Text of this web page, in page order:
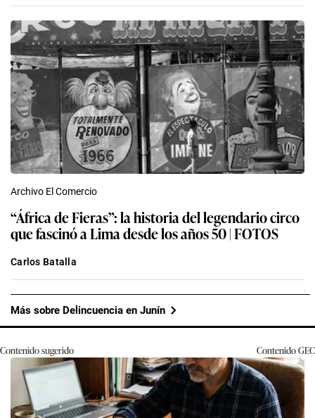
Archivo El Comercio
“África de Fieras”: la historia del legendario circo
que fascinó a Lima desde los años 50 | FOTOS
Carlos Batalla
Más sobre Delincuencia en Junín
Contenido sugerido ContenidoGEC